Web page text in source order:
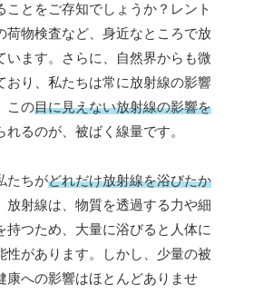
ことをご存知でしょうか？レント
荷物検査など、身近なところで放
います。さらに、自然界からも微
おり、私たちは常に放射線の影響
この目に見えない放射線の影響を
れるのが、被ばく線量です。
たちがどれだけ放射線を浴びたか
放射線は、物質を透過する力や細
持つため、大量に浴びると人体に
性があります。しかし、少量の被
康への影響はほとんどありませ